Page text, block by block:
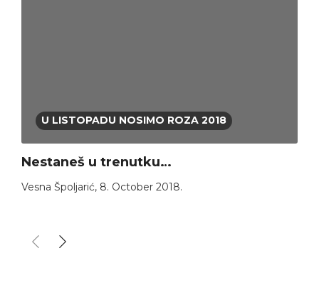
U LISTOPADU NOSIMO ROZA 2018
Nestaneš u trenutku…
Vesna Špoljarić, 8. October 2018.